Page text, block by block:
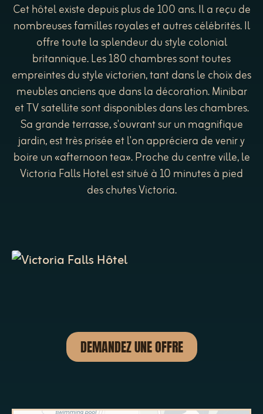
Cet hôtel existe depuis plus de 100 ans. Il a reçu de
nombreuses familles royales et autres célébrités. Il
offre toute la splendeur du style colonial
britannique. Les 180 chambres sont toutes
empreintes du style victorien, tant dans le choix des
meubles anciens que dans la décoration. Minibar
et TV satellite sont disponibles dans les chambres.
Sa grande terrasse, s'ouvrant sur un magnifique
jardin, est très prisée et l'on appréciera de venir y
boire un «afternoon tea». Proche du centre ville, le
Victoria Falls Hotel est situé à 10 minutes à pied
des chutes Victoria.
DEMANDEZ UNE OFFRE